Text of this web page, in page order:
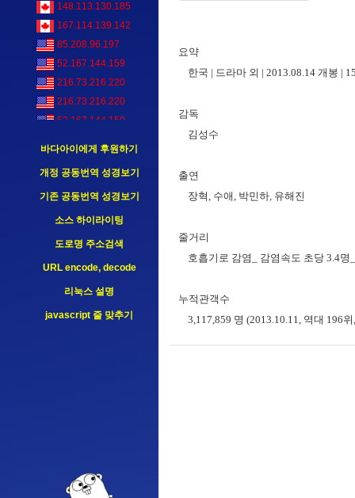
148.113.130.185
167.114.139.142
85.208.96.197
52.167.144.159
216.73.216.220
216.73.216.220
52.167.144.159
52.167.144.159
54.39.136.164
바다아이에게 후원하기
개정 공동번역 성경보기
기존 공동번역 성경보기
소스 하이라이팅
도로명 주소검색
URL encode, decode
리눅스 설명
javascript 줄 맞추기
요약
한국 | 드라마 외 | 2013.08.14 개봉 |
감독
김성수
출연
장혁, 수애, 박민하, 유해진
줄거리
호흡기로 감염_ 감염속도 초당 3.4명
누적관객수
3,117,859 명 (2013.10.11, 역대 196